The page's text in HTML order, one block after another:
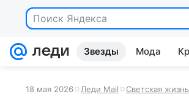
Поиск Яндекса
Звезды Мода
18 мая 2026 Леди Mail Светская жизнь